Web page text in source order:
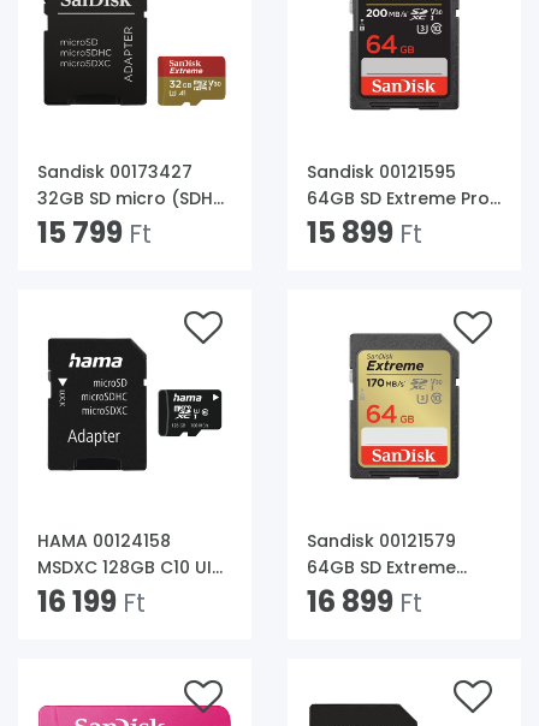
Sandisk 00173427
32GB SD micro (SDHC
Class 10 UHS-I V30)
15 799 Ft
Sandisk 00121595
64GB SD Extreme Pro
(SDXC Class 10 UHS-I
15 899 Ft
HAMA 00124158
MSDXC 128GB C10 UI
V10 80MB/S SD micro
16 199 Ft
Sandisk 00121579
64GB SD Extreme
(SDXC Class 10 UHS-I
16 899 Ft